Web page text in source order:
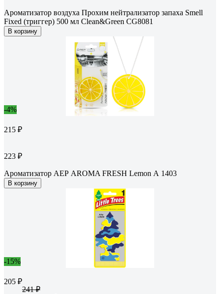
Ароматизатор воздуха Прохим нейтрализатор запаха Smell
Fixed (триггер) 500 мл Clean&Green CG8081
В корзину
-4%
215 ₽
223 ₽
Ароматизатор АЕР AROMA FRESH Lemon А 1403
В корзину
-15%
205 ₽
241 ₽